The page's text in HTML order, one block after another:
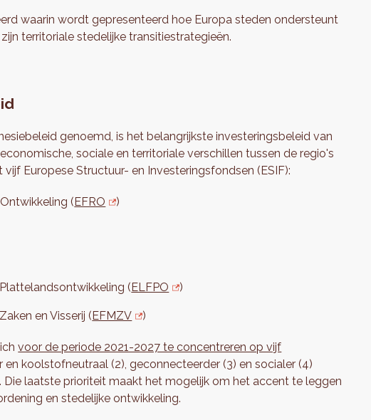
waarin wordt gepresenteerd hoe Europa steden ondersteunt
territoriale stedelijke transitiestrategieën.
genoemd, is het belangrijkste investeringsbeleid van
sociale en territoriale verschillen tussen de regio's
Europese Structuur- en Investeringsfondsen (ESIF):
(EFRO )
(ELFPO )
en Visserij (EFMZV )
voor de periode 2021-2027 te concentreren op vijf
en koolstofneutraal (2), geconnecteerder (3) en socialer (4)
Die laatste prioriteit maakt het mogelijk om het accent te leggen
en stedelijke ontwikkeling.